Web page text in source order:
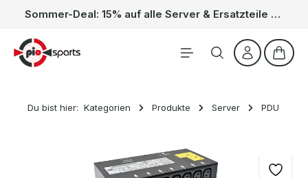
Zum Hauptinhalt springen Sommer-Deal: 15% auf alle Server & Ersatzteile – Kein Code nötig, der Rabatt wird automatisch im Warenkorb abgezogen. Gültig vom 01.06. bis 31.08.
Du bist hier: Kategorien Produkte Server PDU